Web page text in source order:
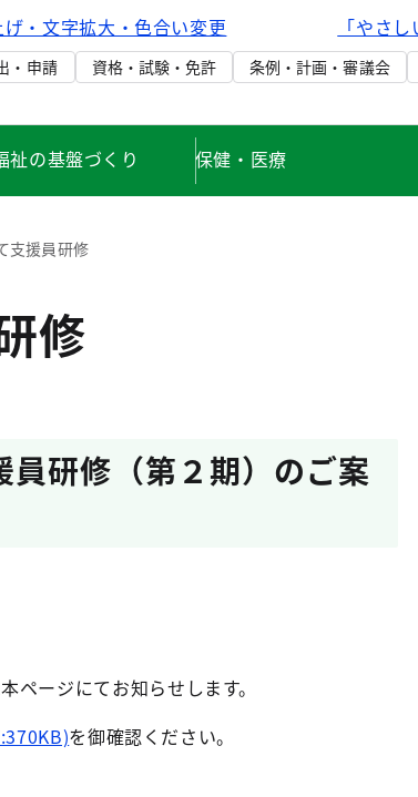
・文字拡大・色合い変更 「やさ
・申請 資格・試験・免許 条例・計画・審議会
祉の基盤づくり 保健・医療
支援員研修
修
研修（第２期）のご案
ページにてお知らせします。
を御確認ください。